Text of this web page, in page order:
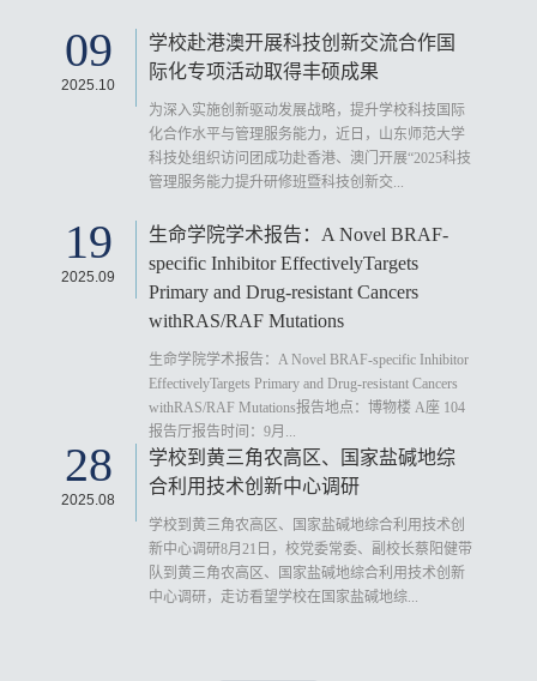
09
2025.10
学校赴港澳开展科技创新交流合作国
际化专项活动取得丰硕成果
为深入实施创新驱动发展战略，提升学校科技国际
化合作水平与管理服务能力，近日，山东师范大学
科技处组织访问团成功赴香港、澳门开展“2025科技
管理服务能力提升研修班暨科技创新交...
19
2025.09
生命学院学术报告：A Novel BRAF-
specific Inhibitor EffectivelyTargets
Primary and Drug-resistant Cancers
withRAS/RAF Mutations
生命学院学术报告：A Novel BRAF-specific Inhibitor
EffectivelyTargets Primary and Drug-resistant Cancers
withRAS/RAF Mutations报告地点：博物楼 A座 104
报告厅报告时间：9月...
28
2025.08
学校到黄三角农高区、国家盐碱地综
合利用技术创新中心调研
学校到黄三角农高区、国家盐碱地综合利用技术创
新中心调研8月21日，校党委常委、副校长蔡阳健带
队到黄三角农高区、国家盐碱地综合利用技术创新
中心调研，走访看望学校在国家盐碱地综...